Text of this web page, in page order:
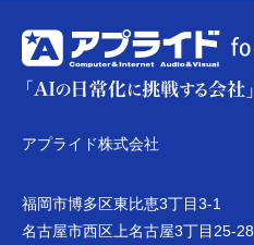
アプライド株式会社
福岡市博多区東比恵3丁目3-1
名古屋市西区上名古屋3丁目25-28